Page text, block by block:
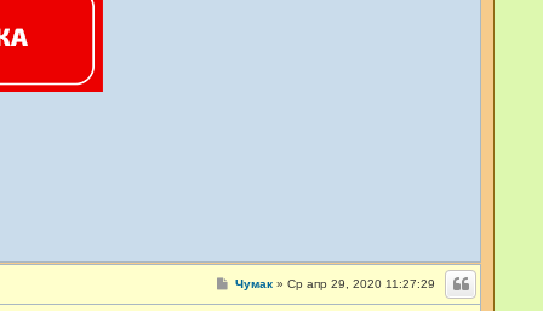
СЧумак » Ср апр 29, 2020 11:27:29